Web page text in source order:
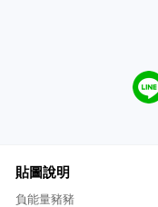
貼圖說明
負能量豬豬